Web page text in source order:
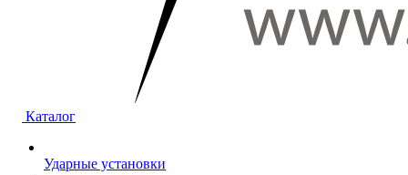
Каталог
Ударные установки